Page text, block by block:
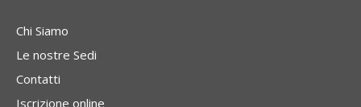
Chi Siamo
Le nostre Sedi
Contatti
Iscrizione online